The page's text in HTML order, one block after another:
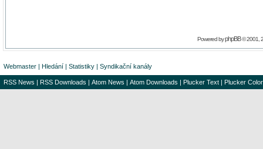
Powered byphpBB© 2001,
Webmaster | Hledání | Statistiky | Syndikační kanály
RSS News | RSS Downloads | Atom News | Atom Downloads | Plucker Text | Plucker Color